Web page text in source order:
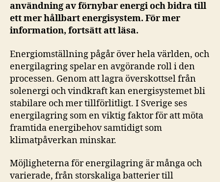
användning av förnybar energi och bidra till
ett mer hållbart energisystem. För mer
information, fortsätt att läsa.
Energiomställning pågår över hela världen, och
energilagring spelar en avgörande roll i den
processen. Genom att lagra överskottsel från
solenergi och vindkraft kan energisystemet bli
stabilare och mer tillförlitligt. I Sverige ses
energilagring som en viktig faktor för att möta
framtida energibehov samtidigt som
klimatpåverkan minskar.
Möjligheterna för energilagring är många och
varierade, från storskaliga batterier till